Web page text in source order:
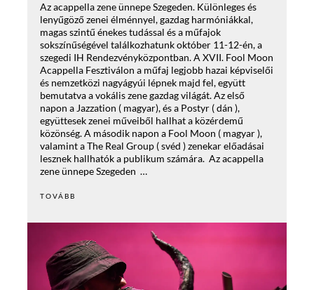
Az acappella zene ünnepe Szegeden. Különleges és
lenyűgöző zenei élménnyel, gazdag harmóniákkal,
magas szintű énekes tudással és a műfajok
sokszínűségével találkozhatunk október 11-12-én, a
szegedi IH Rendezvényközpontban. A XVII. Fool Moon
Acappella Fesztiválon a műfaj legjobb hazai képviselői
és nemzetközi nagyágyúi lépnek majd fel, együtt
bemutatva a vokális zene gazdag világát. Az első
napon a Jazzation ( magyar), és a Postyr ( dán ),
együttesek zenei műveiből hallhat a közérdemű
közönség. A második napon a Fool Moon ( magyar ),
valamint a The Real Group ( svéd ) zenekar előadásai
lesznek hallhatók a publikum számára. Az acappella
zene ünnepe Szegeden …
TOVÁBB